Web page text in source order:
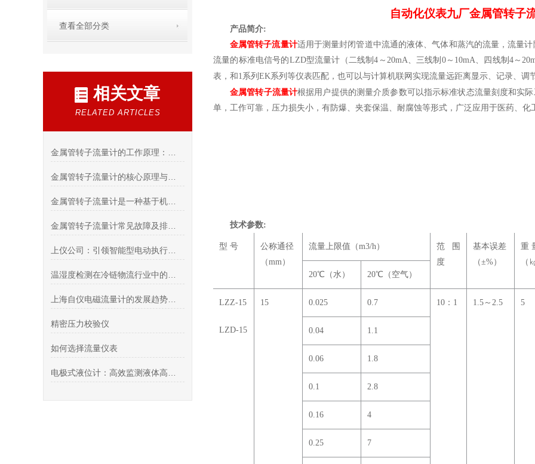
查看全部分类
相关文章
RELATED ARTICLES
精密压力校验仪
如何选择流量仪表
自动化仪表九厂金属管转子
产品简介:
金属管转子流量计适用于测量封闭管道中流通的液体、气体和蒸汽的流量，流量
流量的标准电信号的LZD型流量计（二线制4 ～ 20mA、三线制 0～ 10mA、四线制 4～
表，和 1系列 EK系列等仪表匹配，也可以与计算机联网实现流量远距离显示、记录、调
金属管转子流量计根据用户提供的测量介质参数可以指示标准状态流量刻度和实
单，工作可靠，压力损失小，有防爆、夹套保温、耐腐蚀等形式，广泛应用于医药、化
技术参数:
型 号
公称通径
（mm）
流量上限值（m3/h）
范围
度
基本误差
（±%）
重
（
20℃ （水） 20℃ （空气）
LZZ-15
LZD-15
15 0.025 0.7 10：1 1.5～2.5 5
0.04 1.1
0.06 1.8
0.1 2.8
0.16 4
0.25 7